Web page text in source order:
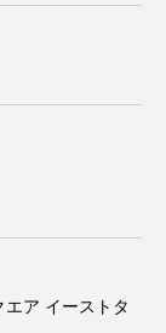
ア イーストタ